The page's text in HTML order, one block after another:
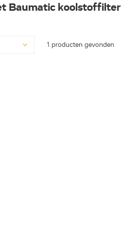
Baumatic koolstoffilter
1 producten gevonden